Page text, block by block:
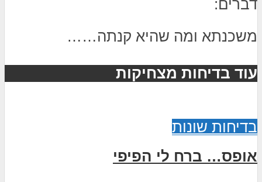
דברים:
משכנתא ומה שהיא קנתה……
עוד בדיחות מצחיקות
בדיחות שונות
אופס… ברח לי הפיפי